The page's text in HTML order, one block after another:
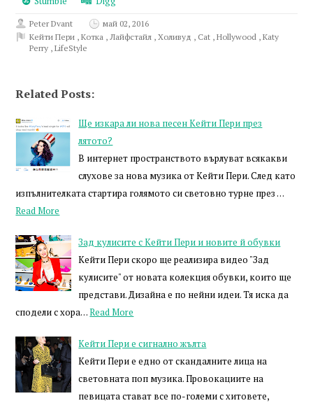
Peter Dvant
май 02, 2016
Кейти Пери ,Котка ,Лайфстайл ,Холивуд , Cat ,Hollywood ,Katy
Perry ,LifeStyle
Related Posts:
Ще изкара ли нова песен Кейти Пери през
лятото?
В интернет пространството върлуват всякакви
слухове за нова музика от Кейти Пери. След като
изпълнителката стартира голямото си световно турне през …
Read More
Зад кулисите с Кейти Пери и новите й обувки
Кейти Пери скоро ще реализира видео "Зад
кулисите" от новата колекция обувки, които ще
представи. Дизайна е по нейни идеи. Тя иска да
сподели с хора…Read More
Кейти Пери е сигнално жълта
Кейти Пери е едно от скандалните лица на
световната поп музика. Провокациите на
певицата стават все по-големи с хитовете,